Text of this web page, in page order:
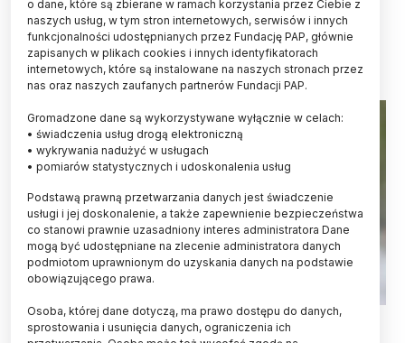
EWELINA KRAJCZYŃSKA-WUJEC
30.07.2025
aktualizacja: 30.07.2025
3 minuty czytania
Fot. Adobe Stock
o dane, które są zbierane w ramach korzystania przez Ciebie z
naszych usług, w tym stron internetowych, serwisów i innych
funkcjonalności udostępnianych przez Fundację PAP, głównie
zapisanych w plikach cookies i innych identyfikatorach
internetowych, które są instalowane na naszych stronach przez
nas oraz naszych zaufanych partnerów Fundacji PAP.
Gromadzone dane są wykorzystywane wyłącznie w celach:
• świadczenia usług drogą elektroniczną
• wykrywania nadużyć w usługach
• pomiarów statystycznych i udoskonalenia usług
Podstawą prawną przetwarzania danych jest świadczenie
usługi i jej doskonalenie, a także zapewnienie bezpieczeństwa
co stanowi prawnie uzasadniony interes administratora Dane
mogą być udostępniane na zlecenie administratora danych
podmiotom uprawnionym do uzyskania danych na podstawie
obowiązującego prawa.
Osoba, której dane dotyczą, ma prawo dostępu do danych,
sprostowania i usunięcia danych, ograniczenia ich